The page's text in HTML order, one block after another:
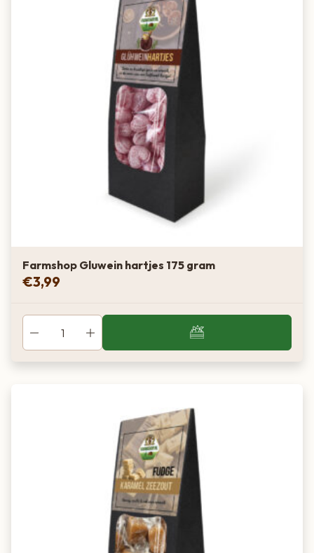
Farmshop Gluwein hartjes 175 gram
€3,99